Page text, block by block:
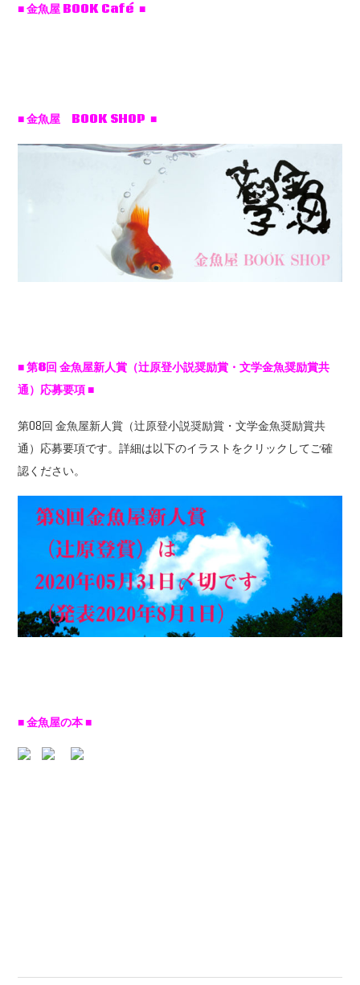
■ 金魚屋 BOOK Café ■
■ 金魚屋 BOOK SHOP ■
■第8回金魚屋新人賞（辻原登小説奨励賞・文学金魚奨励賞共
通）応募要項■
第08回 金魚屋新人賞（辻原登小説奨励賞・文学金魚奨励賞共
通）応募要項です。詳細は以下のイラストをクリックしてご確
認ください。
■ 金魚屋の本 ■